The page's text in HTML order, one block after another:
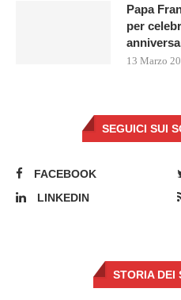
Papa
per
13 Marzo
SEGUICI SUI
FACEBOOK
LINKEDIN
STORIA DEI